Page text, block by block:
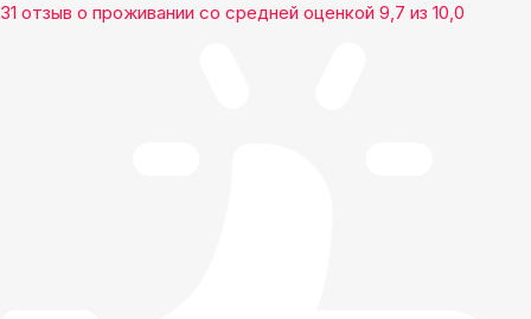
31 отзыв о проживании со средней оценкой 9,7 из 10,0